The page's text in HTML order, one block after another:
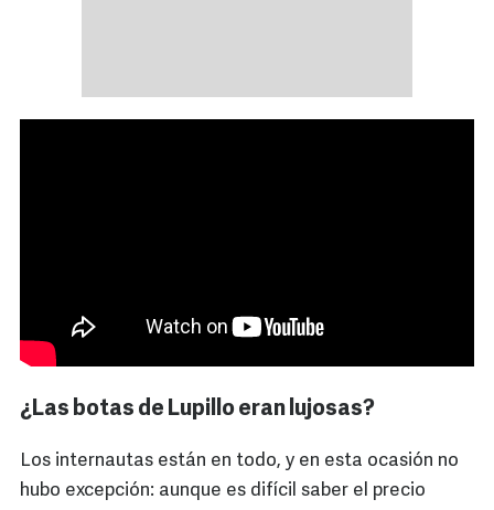
¿Las botas de Lupillo eran lujosas?
Los internautas están en todo, y en esta ocasión no
hubo excepción: aunque es difícil saber el precio